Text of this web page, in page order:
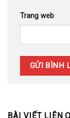
Trang web
BÀI VIẾT LIÊN